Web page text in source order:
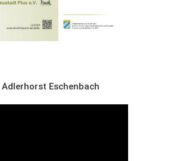
Adlerhorst Eschenbach